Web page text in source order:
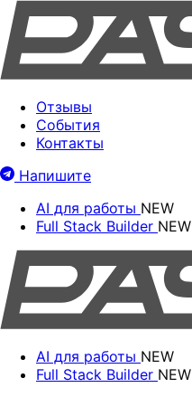
Отзывы
События
Контакты
Напишите
AI для работы NEW
Full Stack Builder NEW
AI для работы NEW
Full Stack Builder NEW